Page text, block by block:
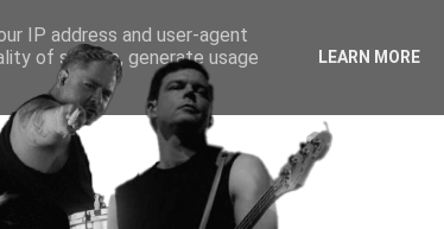
IP address and user-agent
of service, generate usage
LEARN MORE